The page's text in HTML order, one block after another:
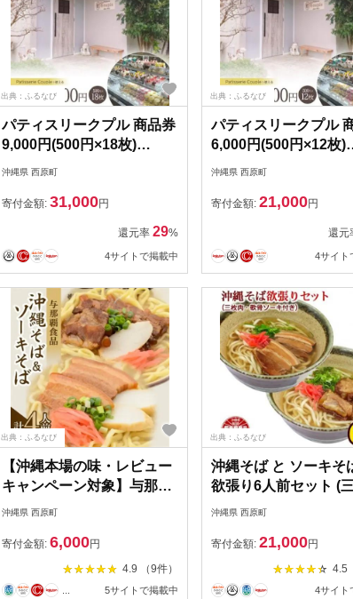
出典：ふるなび
パティスリークプル 商品券
9,000円(500円×18枚)
【1581140】
沖縄県 西原町
寄付金額: 31,000円
還元率29%
4サイトで掲載中
出典：ふるなび
パティスリークプル
6,000円(500円×12枚)
【1581137】
沖縄県 西原町
寄付金額:21,000円
還元
4サイト
出典：ふるなび
【沖縄本場の味・レビュー
キャンペーン対象】与那覇
食品の沖縄そば＆ソーキそ
【1663185】
沖縄県 西原町
寄付金額: 6,000円
4.9 （9件）
5サイトで掲載中
出典：ふるなび
沖縄そば と ソーキそ
欲張り6人前セット (
肉・軟骨ソーキ付き)
沖縄県 西原町
寄付金額:21,000円
4.5
4サイト